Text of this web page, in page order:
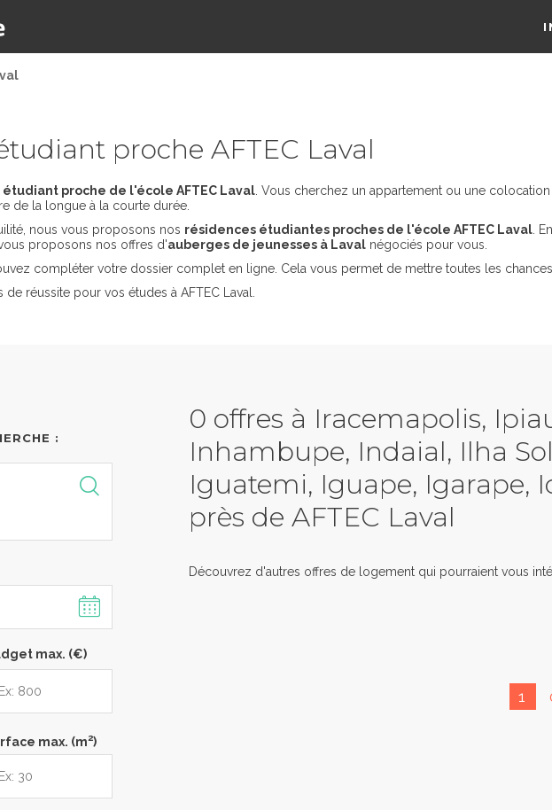
proche AFTEC Laval
proche de l'école AFTEC Laval . Vous cherchez un appartement ou une
de la longue à la courte durée.
nous vous proposons nos résidences étudiantes proches de l'école AFTEC Laval .
proposons nos offres d'auberges de jeunesses à Laval négociés pour vous.
compléter votre dossier complet en ligne. Cela vous permet de mettre toutes les
réussite pour vos études à AFTEC Laval.
0 offres à Iracemapolis,
Inhambupe, Indaial, Ilha
Iguatemi, Iguape, Igarape,
près de AFTEC Laval
Découvrez d'autres offres de logement qui pourraient vous
1
:
max. (€)
max. (m2)